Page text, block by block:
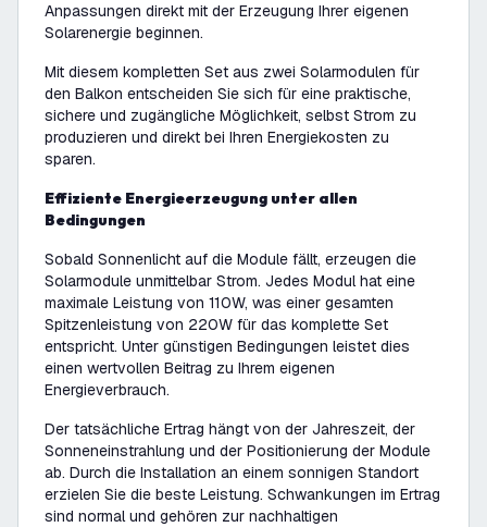
Anpassungen direkt mit der Erzeugung Ihrer eigenen
Solarenergie beginnen.
Mit diesem kompletten Set aus zwei Solarmodulen für
den Balkon entscheiden Sie sich für eine praktische,
sichere und zugängliche Möglichkeit, selbst Strom zu
produzieren und direkt bei Ihren Energiekosten zu
sparen.
Effiziente Energieerzeugung unter allen
Bedingungen
Sobald Sonnenlicht auf die Module fällt, erzeugen die
Solarmodule unmittelbar Strom. Jedes Modul hat eine
maximale Leistung von 110W, was einer gesamten
Spitzenleistung von 220W für das komplette Set
entspricht. Unter günstigen Bedingungen leistet dies
einen wertvollen Beitrag zu Ihrem eigenen
Energieverbrauch.
Der tatsächliche Ertrag hängt von der Jahreszeit, der
Sonneneinstrahlung und der Positionierung der Module
ab. Durch die Installation an einem sonnigen Standort
erzielen Sie die beste Leistung. Schwankungen im Ertrag
sind normal und gehören zur nachhaltigen